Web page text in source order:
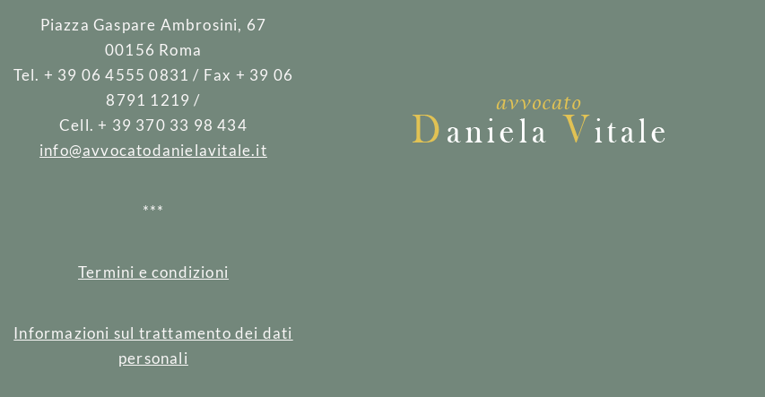
Piazza Gaspare Ambrosini, 67
00156 Roma
Tel. + 39 06 4555 0831 / Fax + 39 06
8791 1219 /
Cell. + 39 370 33 98 434
info@avvocatodanielavitale.it
***
Termini e condizioni
Informazioni sul trattamento dei dati
personali